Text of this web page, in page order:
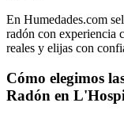
En Humedades.com
radón con experiencia
reales y elijas con
Cómo elegimos
Radón en